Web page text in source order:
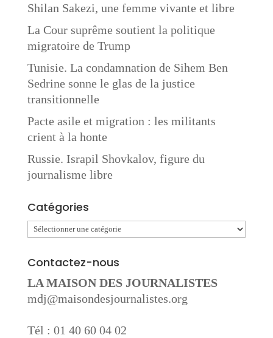
Shilan Sakezi, une femme vivante et libre
La Cour suprême soutient la politique
migratoire de Trump
Tunisie. La condamnation de Sihem Ben
Sedrine sonne le glas de la justice
transitionnelle
Pacte asile et migration : les militants
crient à la honte
Russie. Israpil Shovkalov, figure du
journalisme libre
Catégories
Catégories
Contactez-nous
LA MAISON DES JOURNALISTES
mdj@maisondesjournalistes.org
Tél : 01 40 60 04 02